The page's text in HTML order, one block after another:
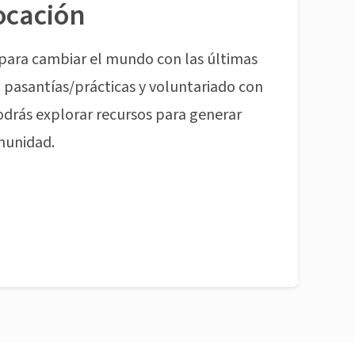
cambiar el mundo con las últimas
prácticas y voluntariado con
explorar recursos para generar